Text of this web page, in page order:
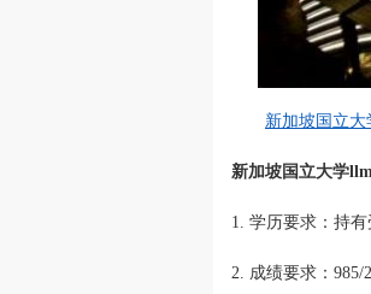
新加坡国立大
新加坡国立大学
1. 学历要求：持
2. 成绩要求：985/